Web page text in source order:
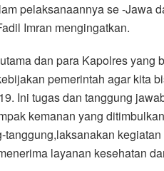
pelaksanaannya se -Jawa
Imran mengingatkan.
dan para Kapolres yang
pemerintah agar kita
Ini tugas dan tanggung
kemanan yang
tanggung,laksanakan
layanan kesehatan